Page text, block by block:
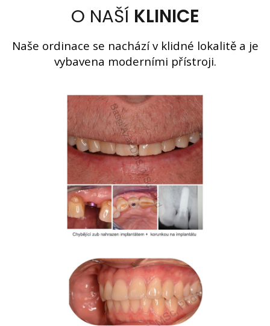
O NAŠÍ KLINICE
Naše ordinace se nachází v klidné lokalitě a je
vybavena moderními přístroji.